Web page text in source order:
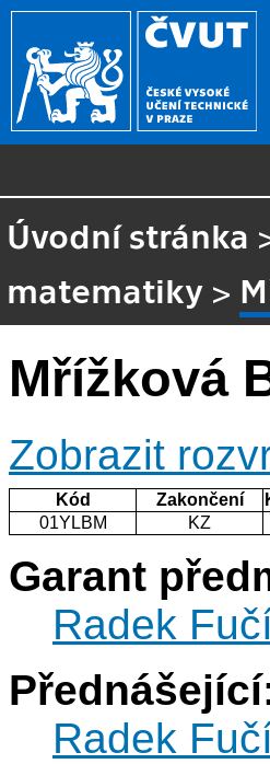
Úvodní stránka
matematiky >
Mřížková
Zobrazit
Kód Zakončení
01YLBM
KZ
Garant
Radek
Radek